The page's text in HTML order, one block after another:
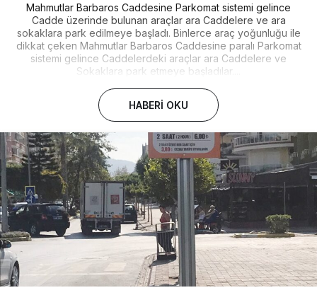
Mahmutlar Barbaros Caddesine Parkomat sistemi gelince
Cadde üzerinde bulunan araçlar ara Caddelere ve ara
sokaklara park edilmeye başladı. Binlerce araç yoğunluğu ile
dikkat çeken Mahmutlar Barbaros Caddesine paralı Parkomat
sistemi gelince Caddelerdeki araçlar ara Caddelere ve
Sokaklara park etmeye başladılar....
HABERI OKU